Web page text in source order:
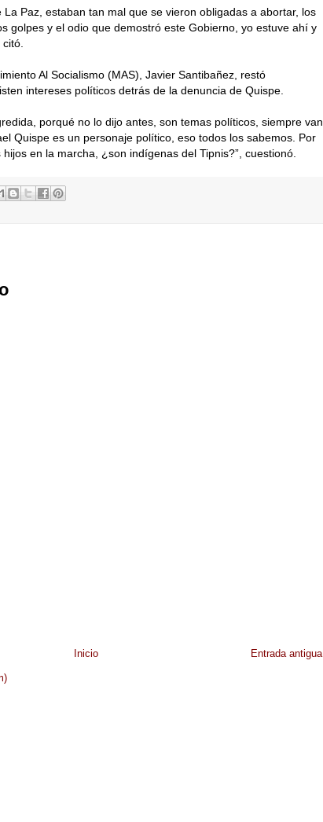
Paz, estaban tan mal que se vieron obligadas a abortar, los
golpes y el odio que demostró este Gobierno, yo estuve ahí y
citó.
Al Socialismo (MAS), Javier Santibañez, restó
intereses políticos detrás de la denuncia de Quispe.
porqué no lo dijo antes, son temas políticos, siempre van
Quispe es un personaje político, eso todos los sabemos. Por
en la marcha, ¿son indígenas del Tipnis?”, cuestionó.
Entrada antigua
Inicio